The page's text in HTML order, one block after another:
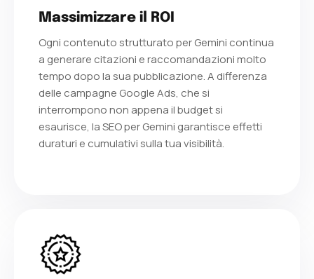
Massimizzare il ROI
Ogni contenuto strutturato per Gemini continua
a generare citazioni e raccomandazioni molto
tempo dopo la sua pubblicazione. A differenza
delle campagne Google Ads, che si
interrompono non appena il budget si
esaurisce, la SEO per Gemini garantisce effetti
duraturi e cumulativi sulla tua visibilità.